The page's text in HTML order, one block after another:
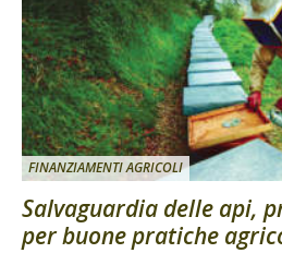
FINANZIAMENTI AGRICOLI
Salvaguardia delle api,
per buone pratiche